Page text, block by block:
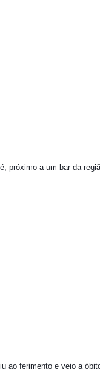
próximo a um bar da
ao ferimento e veio a